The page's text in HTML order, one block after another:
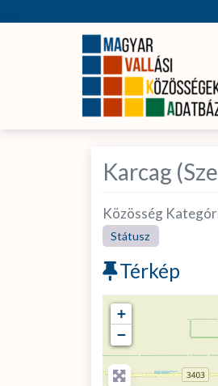
Karcag
Közösség
Státusz
Térkép
+
−